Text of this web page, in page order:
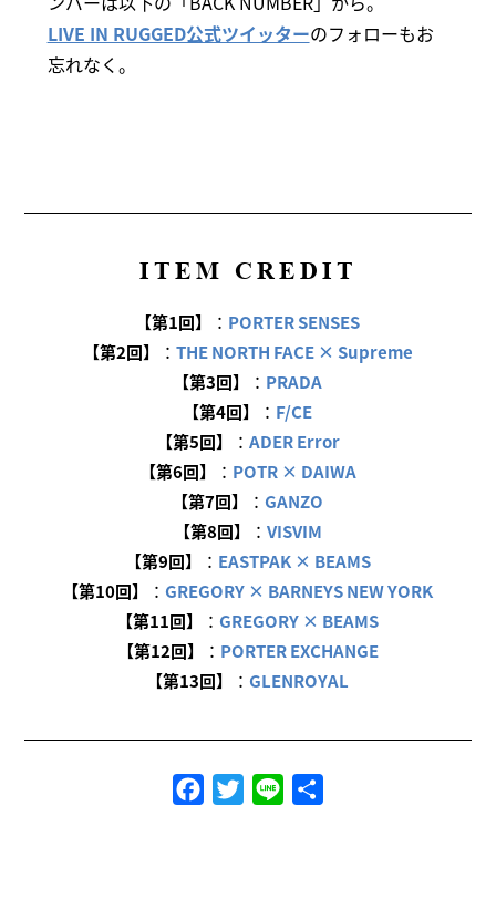
LIVE IN RUGGED公式ツイッターのフォローもお
忘れなく。
ITEM CREDIT
【第1回】 ： PORTER SENSES
【第2回】
： THE NORTH FACE × Supreme
【第3回】
： PRADA
【第4回】
： F/CE
【第5回】
： ADER Error
【第6回】
： POTR × DAIWA
【第7回】
：GANZO
【第8回】
： VISVIM
【第9回】
： EASTPAK × BEAMS
【第10回】
：GREGORY × BARNEYS NEW YORK
【第11回】
：GREGORY × BEAMS
【第12回】
： PORTER EXCHANGE
【第13回】
：GLENROYAL
FacebookTwitterLine